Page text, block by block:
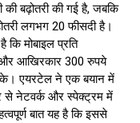
बढ़ोतरी की गई है, जबकि
लगभग 20 फीसदी है।
मोबाइल प्रति
आखिरकार 300 रुपये
सके। एयरटेल ने एक बयान में
से नेटवर्क और स्पेक्ट्रम में
बात यह है कि इससे